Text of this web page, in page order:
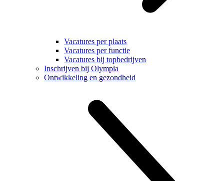
Vacatures per plaats
Vacatures per functie
Vacatures bij topbedrijven
Inschrijven bij Olympia
Ontwikkeling en gezondheid